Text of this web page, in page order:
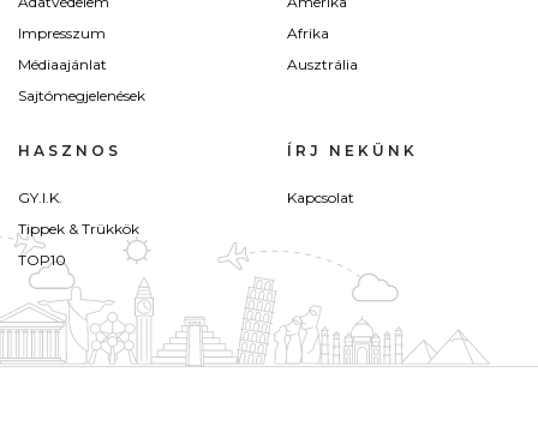
Impresszum
Médiaajánlat
Sajtómegjelenések
Afrika
Ausztrália
HASZNOS
GY.I.K.
Tippek & Trükkök
TOP10
ÍRJ NEKÜNK
Kapcsolat